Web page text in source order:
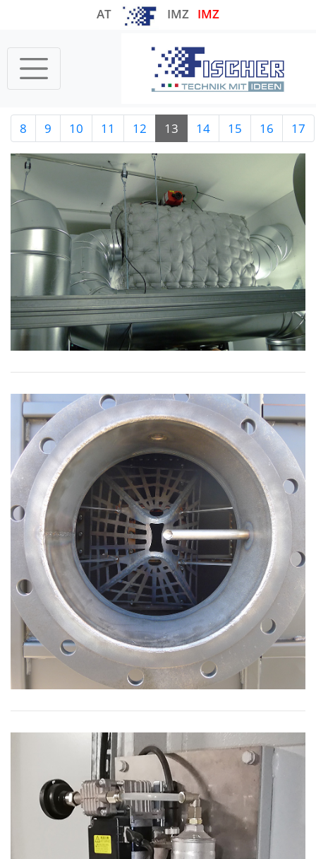
AT IMZ IMZ
8 9 10 11 12 13 14 15 16 17